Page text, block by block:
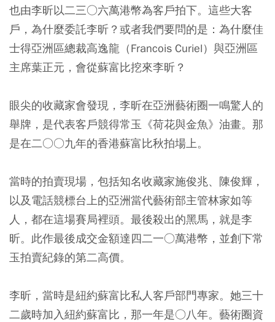
也由李昕以二三○六萬港幣為客戶拍下。這些大客
戶，為什麼委託李昕？或者我們要問的是：為什麼佳
士得亞洲區總裁高逸龍（Francois Curiel）與亞洲區
主席葉正元，會從蘇富比挖來李昕？
眼尖的收藏家會發現，李昕在亞洲藝術圈一鳴驚人的
舉牌，是代表客戶競得常玉《荷花與金魚》油畫。那
是在二○○九年的香港蘇富比秋拍場上。
當時的拍賣現場，包括知名收藏家施俊兆、陳俊輝，
以及電話競標台上的亞洲當代藝術部主管林家如等
人，都在這場賽局裡頭。最後殺出的黑馬，就是李
昕。此作最後成交金額達四二一○萬港幣，並創下常
玉拍賣紀錄的第二高價。
李昕，當時是紐約蘇富比私人客戶部門專家。她三十
二歲時加入紐約蘇富比，那一年是○八年。藝術圈資